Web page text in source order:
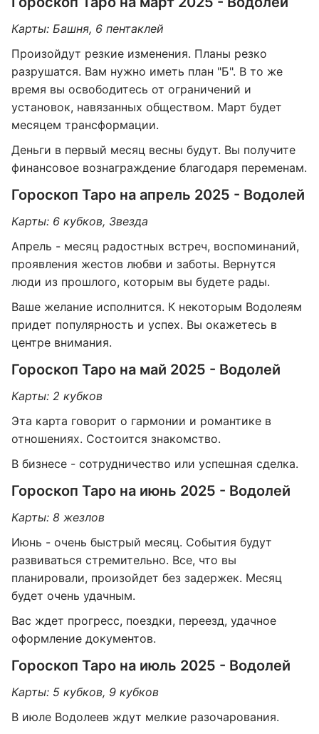
Карты: Башня, 6 пентаклей
Произойдут резкие изменения. Планы резко
разрушатся. Вам нужно иметь план "Б". В то же
время вы освободитесь от ограничений и
установок, навязанных обществом. Март будет
месяцем трансформации.
Деньги в первый месяц весны будут. Вы получите
финансовое вознаграждение благодаря переменам.
Гороскоп Таро на апрель 2025 - Водолей
Карты: 6 кубков, Звезда
Апрель - месяц радостных встреч, воспоминаний,
проявления жестов любви и заботы. Вернутся
люди из прошлого, которым вы будете рады.
Ваше желание исполнится. К некоторым Водолеям
придет популярность и успех. Вы окажетесь в
центре внимания.
Гороскоп Таро на май 2025 - Водолей
Карты: 2 кубков
Эта карта говорит о гармонии и романтике в
отношениях. Состоится знакомство.
В бизнесе - сотрудничество или успешная сделка.
Гороскоп Таро на июнь 2025 - Водолей
Карты: 8 жезлов
Июнь - очень быстрый месяц. События будут
развиваться стремительно. Все, что вы
планировали, произойдет без задержек. Месяц
будет очень удачным.
Вас ждет прогресс, поездки, переезд, удачное
оформление документов.
Гороскоп Таро на июль 2025 - Водолей
Карты: 5 кубков, 9 кубков
В июле Водолеев ждут мелкие разочарования.